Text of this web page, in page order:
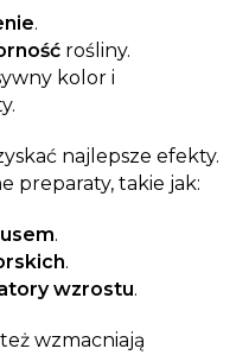
.
rośliny.
kolor i
najlepsze efekty.
preparaty, takie jak:
.
.
wzrostu.
wzmacniają